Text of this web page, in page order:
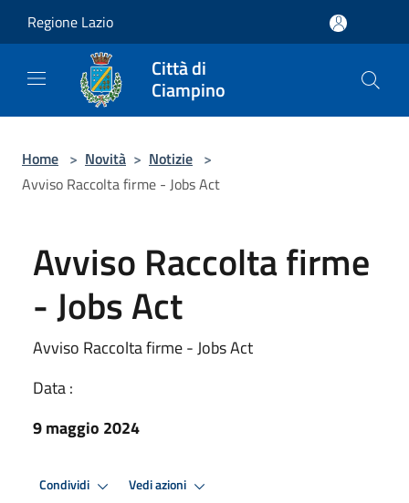
Regione Lazio
Città di
Ciampino
Home > Novità > Notizie >
Avviso Raccolta firme - Jobs Act
Avviso Raccolta firme
- Jobs Act
Avviso Raccolta firme - Jobs Act
Data :
9 maggio 2024
Condividi Vedi azioni